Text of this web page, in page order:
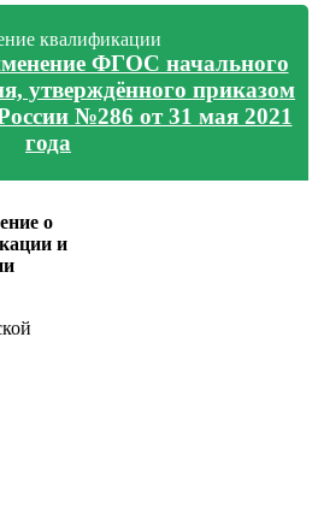
квалификации
ФГОС начального
утверждённого приказом
№286 от 31 мая 2021
года
о
и